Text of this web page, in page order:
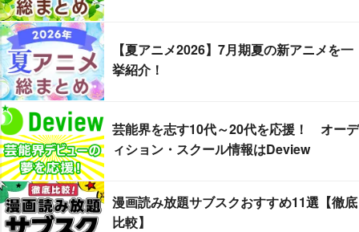
【夏アニメ2026】7月期夏の新アニメを一
挙紹介！
芸能界を志す10代～20代を応援！ オーデ
ィション・スクール情報はDeview
漫画読み放題サブスクおすすめ11選【徹底
比較】